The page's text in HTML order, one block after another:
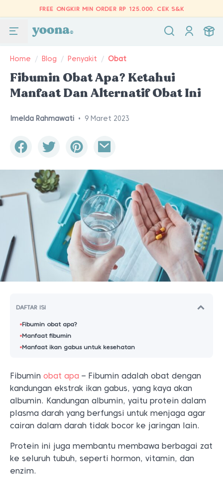
FREE ONGKIR MIN ORDER RP 125.000. CEK S&K
Home / Blog / Penyakit / Obat
Fibumin Obat Apa? Ketahui
Manfaat Dan Alternatif Obat Ini
Imelda Rahmawati • 9 Maret 2023
DAFTAR ISI
Fibumin obat apa?
Manfaat fibumin
Manfaat ikan gabus untuk kesehatan
Fibumin obat apa – Fibumin adalah obat dengan
kandungan ekstrak ikan gabus, yang kaya akan
albumin. Kandungan albumin, yaitu protein dalam
plasma darah yang berfungsi untuk menjaga agar
cairan dalam darah tidak bocor ke jaringan lain.
Protein ini juga membantu membawa berbagai zat
ke seluruh tubuh, seperti hormon, vitamin, dan
enzim.